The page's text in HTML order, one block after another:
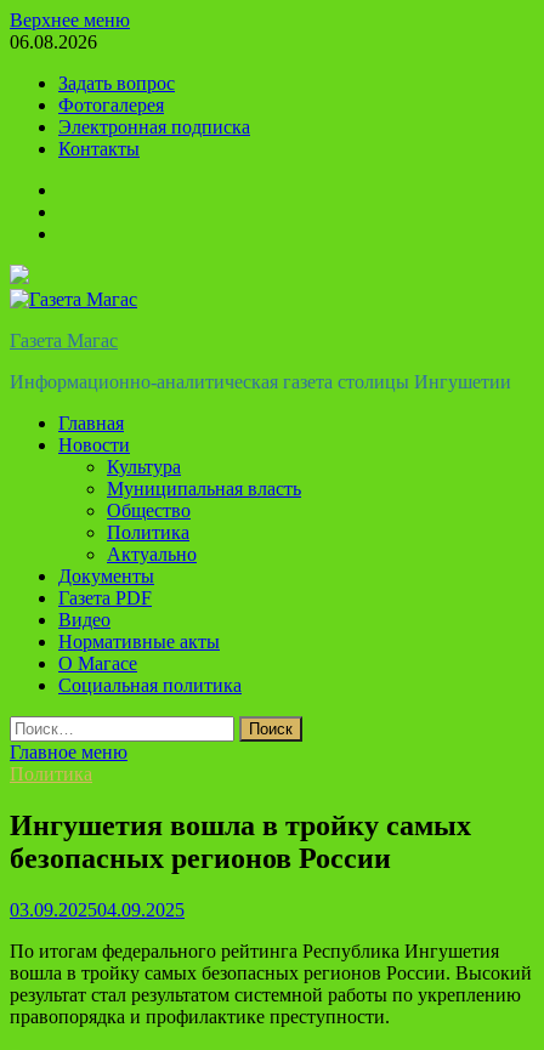
Перейти
к
Верхнее меню
06.08.2026
Задать вопрос
Фотогалерея
Электронная подписка
Контакты
Газета Магас
Информационно-аналитическая газета столицы Ингушетии
Главная
Новости
Культура
Муниципальная власть
Общество
Политика
Актуально
Документы
Газета PDF
Видео
Нормативные акты
О Магасе
Социальная политика
Найти:
Главное меню
Политика
Ингушетия вошла в тройку самых
безопасных регионов России
03.09.202504.09.2025
По итогам федерального рейтинга Республика Ингушетия
вошла в тройку самых безопасных регионов России. Высокий
результат стал результатом системной работы по укреплению
правопорядка и профилактике преступности.